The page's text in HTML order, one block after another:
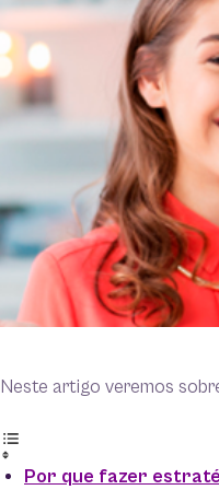
Neste artigo veremos
Por que fazer